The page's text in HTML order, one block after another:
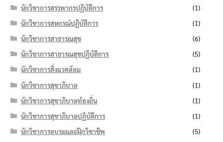
นักวิชาการสรรพากรปฏิบัติการ
(1)
นักวิชาการสหกรณ์ปฏิบัติการ
(1)
นักวิชาการสาธารณสุข
(6)
นักวิชาการสาธารณสุขปฏิบัติการ
(5)
นักวิชาการสิ่งแวดล้อม
(1)
นักวิชาการสุขาภิบาล
(1)
นักวิชาการสุขาภิบาลท้องถิ่น
(1)
นักวิชาการสุขาภิบาลปฏิบัติการ
(1)
นักวิชาการอบรมและฝึกวิชาชีพ
(5)